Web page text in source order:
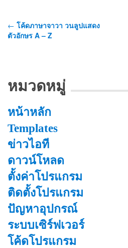
← โค้ดภาษาจาวา วนลูปแสดง
ตัวอักษร A – Z
หมวดหมู่
หน้าหลัก
Templates
ข่าวไอที
ดาวน์โหลด
ตั้งค่าโปรแกรม
ติดตั้งโปรแกรม
ปัญหาอุปกรณ์
ระบบเซิร์ฟเวอร์
โค้ดโปรแกรม